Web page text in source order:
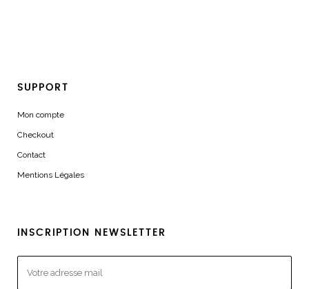
SUPPORT
Mon compte
Checkout
Contact
Mentions Légales
INSCRIPTION NEWSLETTER